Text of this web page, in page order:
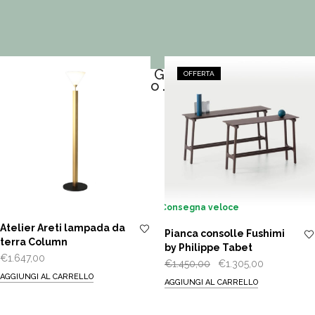
PIAZZA DEI GIUSTINIANI
No.2
Atelier Areti lampada da
terra Column
€1.647,00
AGGIUNGI AL CARRELLO
OFFERTA
Consegna veloce
Pianca consolle Fushimi
by Philippe Tabet
€1.450,00
Il
prezzo
€1.305,00
AGGIUNGI AL CARRELLO